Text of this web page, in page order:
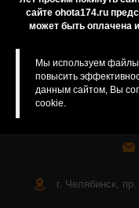
сайте ohota174.ru
может быть оплачена
Мы используем файлы
повысить
данным сайтом, Вы
cookie.
г. Челябинск,